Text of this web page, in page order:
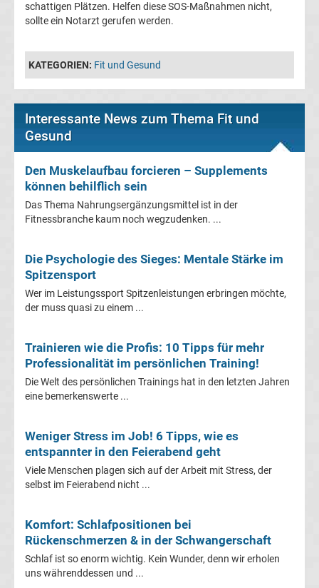
Ergebnisse
International:
Liga
Ergebnisse
La
League
Premier
Tabelle
Frauen
schattigen Plätzen. Helfen diese SOS-Maßnahmen nicht,
sollte ein Notarzt gerufen werden.
KATEGORIEN: Fit und Gesund
Interessante News zum Thema Fit und
Gesund
Den Muskelaufbau forcieren – Supplements
können behilflich sein
Das Thema Nahrungsergänzungsmittel ist in der
Fitnessbranche kaum noch wegzudenken. ...
Die Psychologie des Sieges: Mentale Stärke im
Spitzensport
Wer im Leistungssport Spitzenleistungen erbringen möchte,
der muss quasi zu einem ...
Trainieren wie die Profis: 10 Tipps für mehr
Professionalität im persönlichen Training!
Die Welt des persönlichen Trainings hat in den letzten Jahren
eine bemerkenswerte ...
Weniger Stress im Job! 6 Tipps, wie es
entspannter in den Feierabend geht
Viele Menschen plagen sich auf der Arbeit mit Stress, der
selbst im Feierabend nicht ...
Komfort: Schlafpositionen bei
Rückenschmerzen & in der Schwangerschaft
Schlaf ist so enorm wichtig. Kein Wunder, denn wir erholen
uns währenddessen und ...